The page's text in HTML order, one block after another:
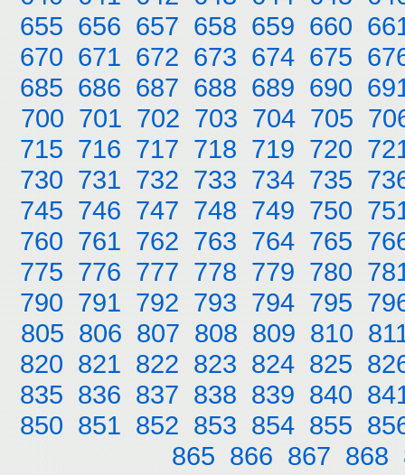
655 656 657 658 659 660
670 671 672 673 674 675
685 686 687 688 689 690
700 701 702 703 704 705
715 716 717 718 719 720
730 731 732 733 734 735
745 746 747 748 749 750
760 761 762 763 764 765
775 776 777 778 779 780
790 791 792 793 794 795
805 806 807 808 809 810
820 821 822 823 824 825
835 836 837 838 839 840
850 851 852 853 854 855
865 866 867 868